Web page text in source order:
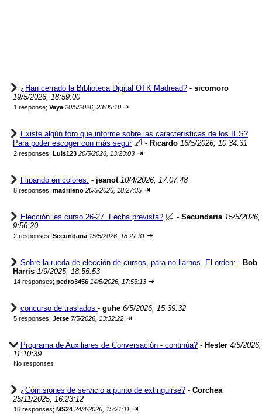
¿Han cerrado la Biblioteca Digital OTK Madread? - sicomoro
19/5/2026, 18:59:00
1 response; Vaya 20/5/2026, 23:05:10 ⇥
Existe algún foro que informe sobre las características de los IES?
Para poder escoger con más segur
- Ricardo 16/5/2026, 10:34:31
2 responses; Luis123 20/5/2026, 13:23:03 ⇥
Flipando en colores. - jeanot 10/4/2026, 17:07:48
8 responses; madrileno 20/5/2026, 18:27:35 ⇥
Elección ies curso 26-27. Fecha prevista? - Secundaria 15/5/2026,
9:56:20
2 responses; Secundaria 15/5/2026, 18:27:31 ⇥
Sobre la rueda de elección de cursos, para no liarnos. El orden: - Bob
Harris 1/9/2025, 18:55:53
14 responses; pedro3456 14/5/2026, 17:55:13 ⇥
concurso de traslados - guhe 6/5/2026, 15:39:32
5 responses; Jetse 7/5/2026, 13:32:22 ⇥
Programa de Auxiliares de Conversación - continúa? - Hester 4/5/2026,
11:10:39
No responses
¿Comisiones de servicio a punto de extinguirse? - Corchea
25/11/2025, 16:23:12
16 responses; MS24 24/4/2026, 15:21:11 ⇥